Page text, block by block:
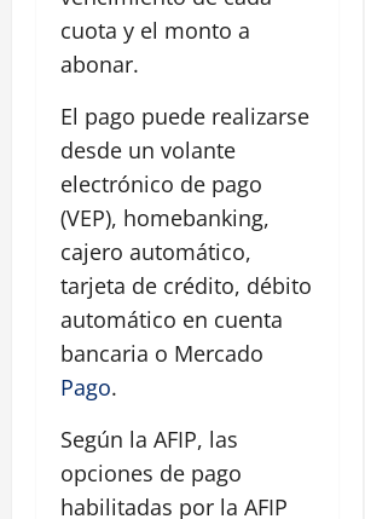
cuota y el monto a
abonar.
El pago puede realizarse
desde un volante
electrónico de pago
(VEP), homebanking,
cajero automático,
tarjeta de crédito, débito
automático en cuenta
bancaria o Mercado
Pago.
Según la AFIP, las
opciones de pago
habilitadas por la AFIP